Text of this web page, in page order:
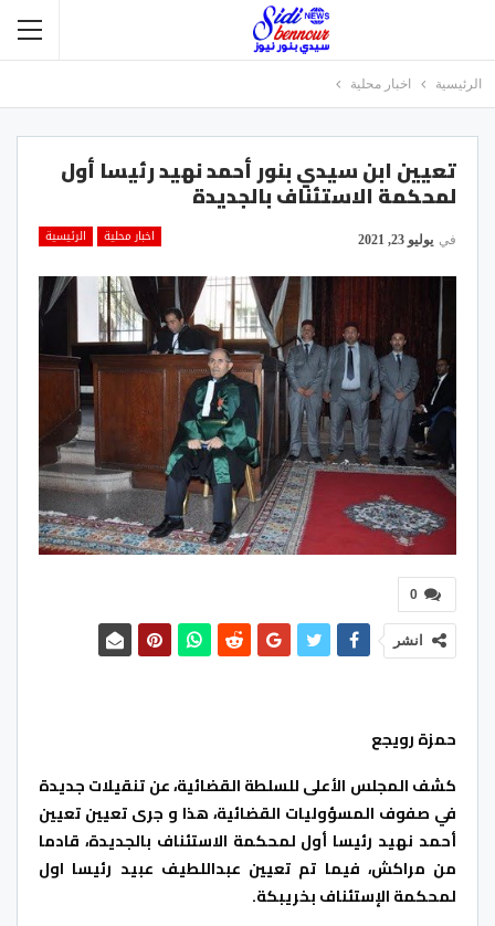
الرئيسية اخبار محلية
تعيين ابن سيدي بنور أحمد نهيد رئيسا أول
لمحكمة الاستئناف بالجديدة
اخبار محلية الرئيسية في يوليو 23, 2021
0
انشر
حمزة رويجع
كشف المجلس الأعلى للسلطة القضائية، عن تنقيلات جديدة
في صفوف المسؤوليات القضائية، هذا و جرى تعيين تعيين
أحمد نهيد رئيسا أول لمحكمة الاستئناف بالجديدة، قادما
من مراكش، فيما تم تعيين عبداللطيف عبيد رئيسا اول
لمحكمة الإستئناف بخريبكة.